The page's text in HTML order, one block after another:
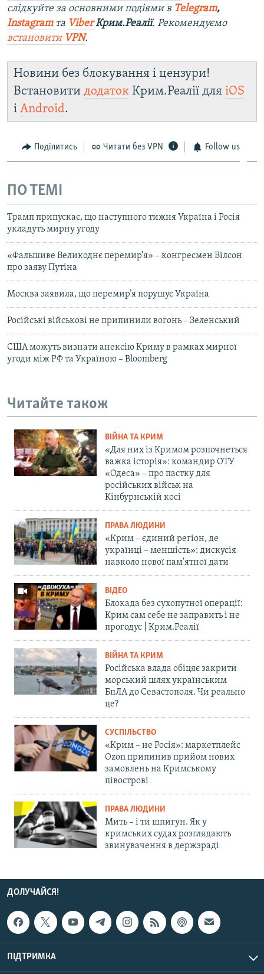
слідкуйте за основними подіями в Telegram,
Instagram та Viber Крим.Реалії. Рекомендуємо
встановити VPN.
Новини без блокування і цензури!
Встановити додаток Крим.Реалії для iOS
і Android.
Поділитись Читати без VPN Follow us
ПО ТЕМІ
Трамп припускає, що наступного тижня Україна і Росія
укладуть мирну угоду
«Фальшиве Великоднє перемир’я» – конгресмен Вілсон
про заяву Путіна
Москва заявила, що перемир’я порушує Україна
Російські військові не припинили вогонь – Зеленський
США можуть визнати анексію Криму в рамках мирної
угоди між РФ та Україною – Bloomberg
Читайте також
ВІЙНА ТА КРИМ
«Для них із Кримом розпочнеться
важка історія»: командир ОТУ
«Одеса» – про пастку для
російських військ на
Кінбурнській косі
ПРАВА ЛЮДИНИ
«Крим – єдиний регіон, де
українці – меншість»: дискусія
навколо нової пам'ятної дати
ВІДЕО
Блокада без сухопутної операції:
Крим сам себе не заправить і не
прогодує | Крим.Реалії
ВІЙНА ТА КРИМ
Російська влада обіцяє закрити
морський шлях українським
БпЛА до Севастополя. Чи реально
це?
СУСПІЛЬСТВО
«Крим – не Росія»: маркетплейс
Ozon припинив прийом нових
замовлень на Кримському
півострові
ПРАВА ЛЮДИНИ
Мить – і ти шпигун. Як у
кримських судах розглядають
звинувачення в держзраді
ДОЛУЧАЙСЯ!
ПІДТРИМКА